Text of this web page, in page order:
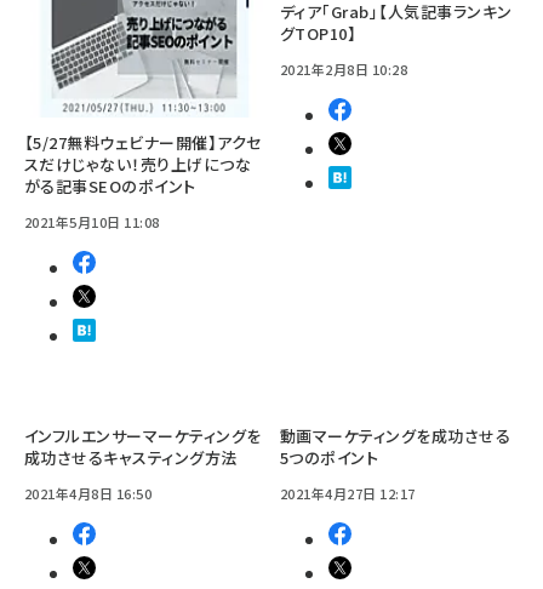
【5/27無料ウェビナー開催】アクセ
スだけじゃない！売り上げにつな
がる記事SEOのポイント
2021年5月10日 11:08
ディア「Grab」【人気記事ランキン
グTOP10】
2021年2月8日 10:28
インフルエンサーマーケティングを
成功させるキャスティング方法
2021年4月8日 16:50
動画マーケティングを成功させる
5つのポイント
2021年4月27日 12:17